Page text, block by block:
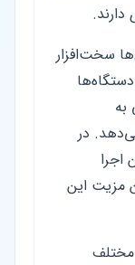
دارند.
سخت‌افزار
به
در
اجرا
مزیت این
مختلف